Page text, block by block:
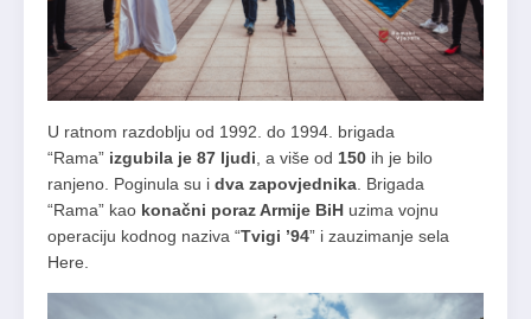
U ratnom razdoblju od 1992. do 1994. brigada
“Rama” izgubila je 87 ljudi , a više od 150 ih je bilo
ranjeno. Poginula su i dva zapovjednika . Brigada
“Rama” kao konačni poraz Armije BiH uzima vojnu
operaciju kodnog naziva “Tvigi ’94” i zauzimanje sela
Here.